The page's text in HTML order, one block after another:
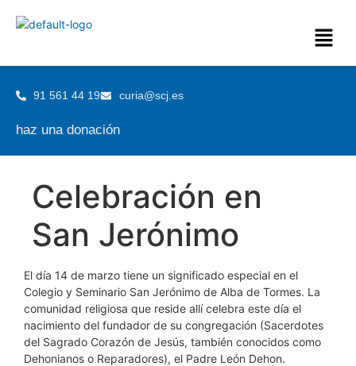
91 561 44 19 curia@scj.es
haz una donación
Celebración en
San Jerónimo
El día 14 de marzo tiene un significado especial en el
Colegio y Seminario San Jerónimo de Alba de Tormes. La
comunidad religiosa que reside allí celebra este día el
nacimiento del fundador de su congregación (Sacerdotes
del Sagrado Corazón de Jesús, también conocidos como
Dehonianos o Reparadores), el Padre León Dehon.